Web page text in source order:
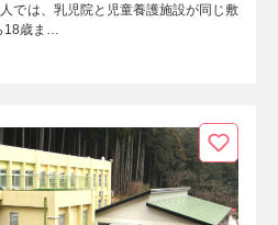
では、乳児院と児童養護施設が同じ敷
18歳ま…